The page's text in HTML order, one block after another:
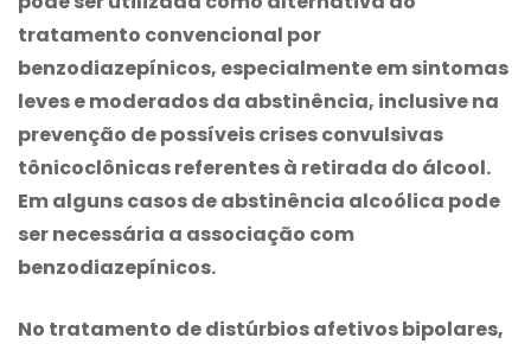
tratamento convencional por
benzodiazepínicos, especialmente em sintomas
leves e moderados da abstinência, inclusive na
prevenção de possíveis crises convulsivas
tônicoclônicas referentes à retirada do álcool.
Em alguns casos de abstinência alcoólica pode
ser necessária a associação com
benzodiazepínicos.
No tratamento de distúrbios afetivos bipolares,